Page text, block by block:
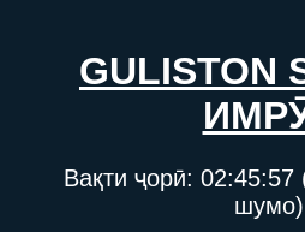
GULISTON
Вақти ҷорӣ: 02:45:57
шумо)